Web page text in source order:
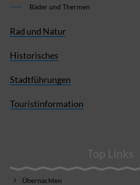
Bäder und Thermen
Rad und Natur
Historisches
Stadtführungen
Touristinformation
Top Links
Übernachten